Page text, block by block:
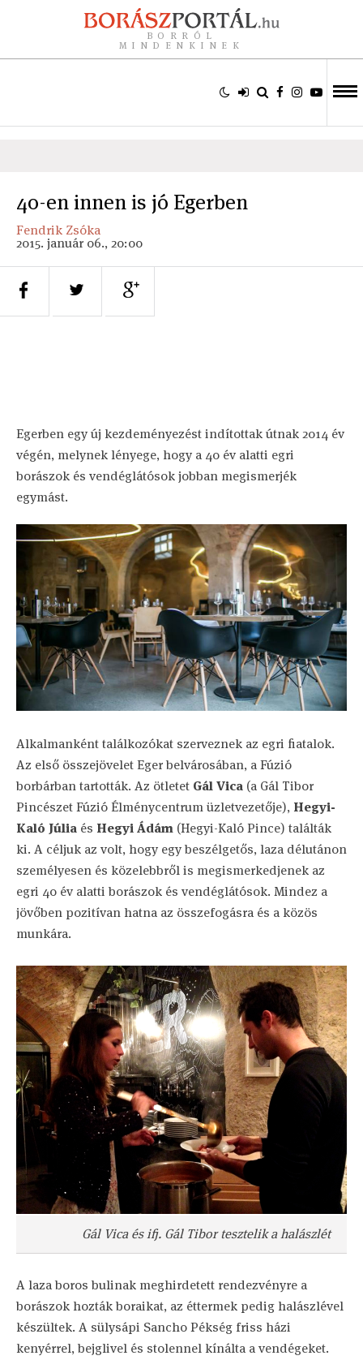
BORRÓL
MINDENKINEK
40-en innen is jó Egerben
Fendrik Zsóka
2015. január 06., 20:00
Egerben egy új kezdeményezést indítottak útnak 2014 év
végén, melynek lényege, hogy a 40 év alatti egri
borászok és vendéglátósok jobban megismerjék
egymást.
Alkalmanként találkozókat szerveznek az egri fiatalok.
Az első összejövelet Eger belvárosában, a Fúzió
borbárban tartották. Az ötletet Gál Vica (a Gál Tibor
Pincészet Fúzió Élménycentrum üzletvezetője), Hegyi-
Kaló Júlia és Hegyi Ádám (Hegyi-Kaló Pince) találták
ki. A céljuk az volt, hogy egy beszélgetős, laza délutánon
személyesen és közelebbről is megismerkedjenek az
egri 40 év alatti borászok és vendéglátósok. Mindez a
jövőben pozitívan hatna az összefogásra és a közös
munkára.
Gál Vica és ifj. Gál Tibor tesztelik a halászlét
A laza boros bulinak meghirdetett rendezvényre a
borászok hozták boraikat, az éttermek pedig halászlével
készültek. A sülysápi Sancho Pékség friss házi
kenyérrel, bejglivel és stolennel kínálta a vendégeket.